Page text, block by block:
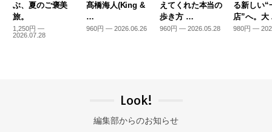
ぶ、夏のご褒美
旅。
1,250円 —
2026.07.28
髙橋海人(King &
…
960円 — 2026.06.26
えてくれた本当の
歩き方 …
960円 — 2026.05.28
る新しい“
店”へ。
980円 —
Look!
編集部からのお知らせ